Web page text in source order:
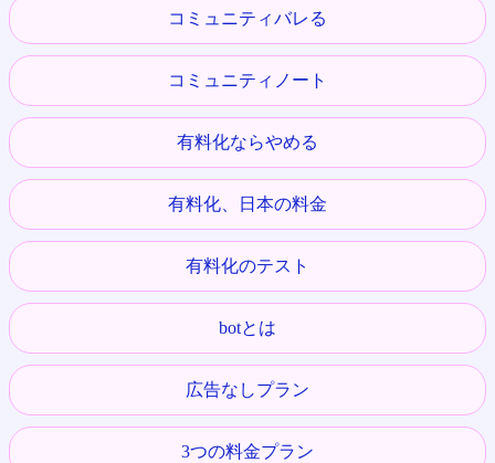
コミュニティバレる
コミュニティノート
有料化ならやめる
有料化、日本の料金
有料化のテスト
botとは
広告なしプラン
3つの料金プラン